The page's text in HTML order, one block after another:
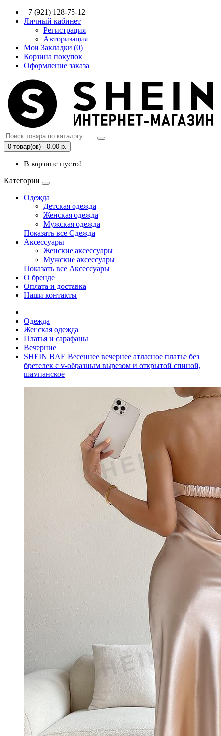
+7 (921) 128-75-12
Личный кабинет
Регистрация
Авторизация
Мои Закладки (0)
Корзина покупок
Оформление заказа
0 товар(ов) - 0.00 р.
В корзине пусто!
Категории
Одежда
Детская одежда
Женская одежда
Мужская одежда
Показать все Одежда
Аксессуары
Женские аксессуары
Мужские аксессуары
Показать все Аксессуары
О бренде
Оплата и доставка
Наши контакты
Одежда
Женская одежда
Платья и сарафаны
Вечерние
SHEIN BAE Весеннее вечернее атласное платье без
бретелек с v-образным вырезом и открытой спиной,
шампанское